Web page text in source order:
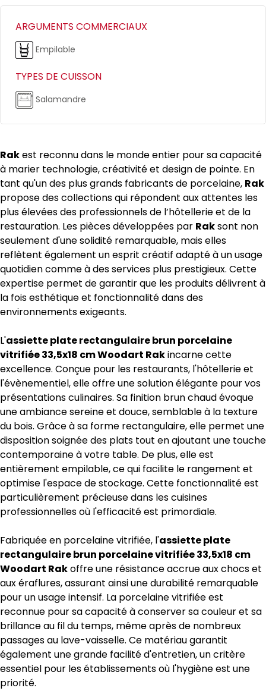
ARGUMENTS COMMERCIAUX
Empilable
TYPES DE CUISSON
Salamandre
Rakest reconnu dans le monde entier pour sa capacité
à marier technologie, créativité et design de pointe. En
tant qu'un des plus grands fabricants de porcelaine, Rak
propose des collections qui répondent aux attentes les
plus élevées des professionnels de l’hôtellerie et de la
restauration. Les pièces développées par Raksont non
seulement d'une solidité remarquable, mais elles
reflètent également un esprit créatif adapté à un usage
quotidien comme à des services plus prestigieux. Cette
expertise permet de garantir que les produits délivrent à
la fois esthétique et fonctionnalité dans des
environnements exigeants.
L'assiette plate rectangulaire brun porcelaine
vitrifiée 33,5x18 cm Woodart Rakincarne cette
excellence. Conçue pour les restaurants, l'hôtellerie et
l'évènementiel, elle offre une solution élégante pour vos
présentations culinaires. Sa finition brun chaud évoque
une ambiance sereine et douce, semblable à la texture
du bois. Grâce à sa forme rectangulaire, elle permet une
disposition soignée des plats tout en ajoutant une touche
contemporaine à votre table. De plus, elle est
entièrement empilable, ce qui facilite le rangement et
optimise l'espace de stockage. Cette fonctionnalité est
particulièrement précieuse dans les cuisines
professionnelles où l'efficacité est primordiale.
Fabriquée en porcelaine vitrifiée, l'assiette plate
rectangulaire brun porcelaine vitrifiée 33,5x18 cm
Woodart Rakoffre une résistance accrue aux chocs et
aux éraflures, assurant ainsi une durabilité remarquable
pour un usage intensif. La porcelaine vitrifiée est
reconnue pour sa capacité à conserver sa couleur et sa
brillance au fil du temps, même après de nombreux
passages au lave-vaisselle. Ce matériau garantit
également une grande facilité d'entretien, un critère
essentiel pour les établissements où l'hygiène est une
priorité.